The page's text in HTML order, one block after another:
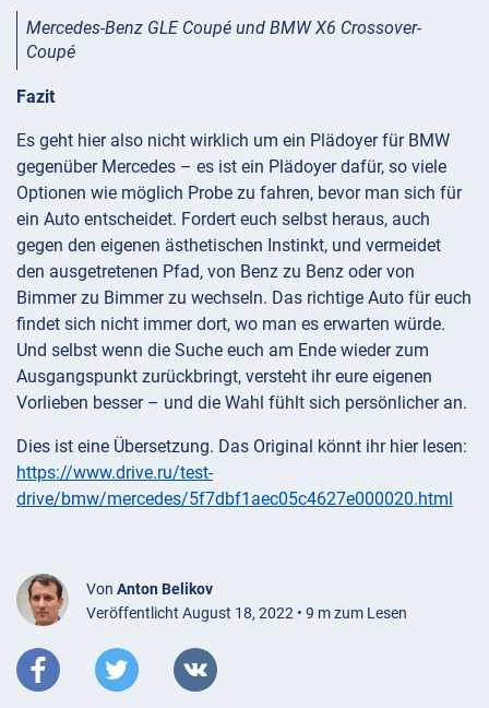
Mercedes-Benz GLE Coupé und BMW X6 Crossover-
Coupé
Fazit
Es geht hier also nicht wirklich um ein Plädoyer für BMW
gegenüber Mercedes – es ist ein Plädoyer dafür, so viele
Optionen wie möglich Probe zu fahren, bevor man sich für
ein Auto entscheidet. Fordert euch selbst heraus, auch
gegen den eigenen ästhetischen Instinkt, und vermeidet
den ausgetretenen Pfad, von Benz zu Benz oder von
Bimmer zu Bimmer zu wechseln. Das richtige Auto für euch
findet sich nicht immer dort, wo man es erwarten würde.
Und selbst wenn die Suche euch am Ende wieder zum
Ausgangspunkt zurückbringt, versteht ihr eure eigenen
Vorlieben besser – und die Wahl fühlt sich persönlicher an.
Dies ist eine Übersetzung. Das Original könnt ihr hier lesen:
https://www.drive.ru/test-
drive/bmw/mercedes/5f7dbf1aec05c4627e000020.html
Von Anton Belikov
Veröffentlicht August 18, 2022 • 9 m zum Lesen